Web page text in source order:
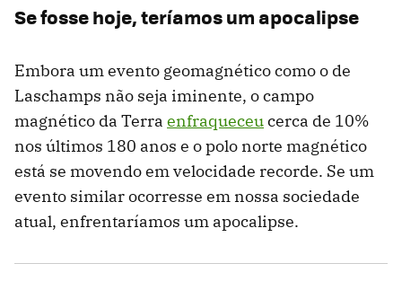
Se fosse hoje, teríamos um apocalipse
Embora um evento geomagnético como o de
Laschamps não seja iminente, o campo
magnético da Terra enfraqueceucerca de 10%
nos últimos 180 anos e o polo norte magnético
está se movendo em velocidade recorde. Se um
evento similar ocorresse em nossa sociedade
atual, enfrentaríamos um apocalipse.